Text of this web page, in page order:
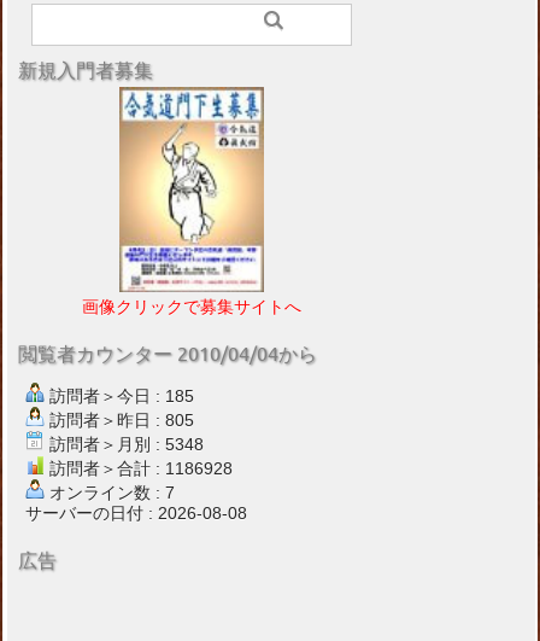
新規入門者募集
画像クリックで募集サイトへ
閲覧者カウンター 2010/04/04から
訪問者＞今日 : 185
訪問者＞昨日 : 805
訪問者＞月別 : 5348
訪問者＞合計 : 1186928
オンライン数 : 7
サーバーの日付 : 2026-08-08
広告